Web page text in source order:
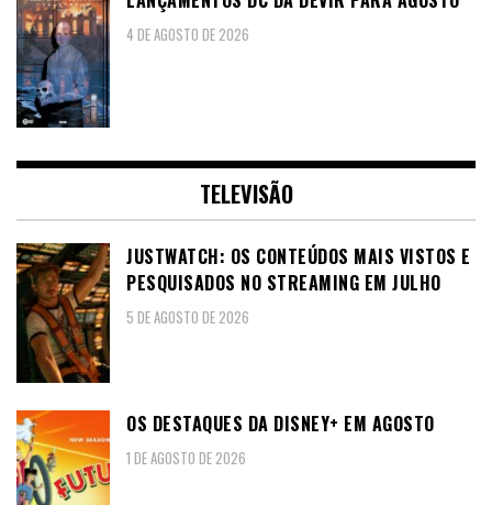
4 DE AGOSTO DE 2026
TELEVISÃO
JUSTWATCH: OS CONTEÚDOS MAIS VISTOS E
PESQUISADOS NO STREAMING EM JULHO
5 DE AGOSTO DE 2026
OS DESTAQUES DA DISNEY+ EM AGOSTO
1 DE AGOSTO DE 2026